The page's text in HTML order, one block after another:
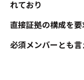
れており
直接証拠の構成を
必須メンバーとも言